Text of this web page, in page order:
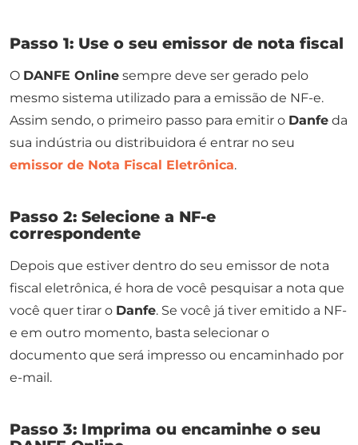
Passo 1: Use o seu emissor de nota fiscal
O DANFE Online sempre deve ser gerado pelo
mesmo sistema utilizado para a emissão de NF-e.
Assim sendo, o primeiro passo para emitir o Danfe da
sua indústria ou distribuidora é entrar no seu
emissor de Nota Fiscal Eletrônica.
Passo 2: Selecione a NF-e
correspondente
Depois que estiver dentro do seu emissor de nota
fiscal eletrônica, é hora de você pesquisar a nota que
você quer tirar o Danfe. Se você já tiver emitido a NF-
e em outro momento, basta selecionar o
documento que será impresso ou encaminhado por
e-mail.
Passo 3: Imprima ou encaminhe o seu